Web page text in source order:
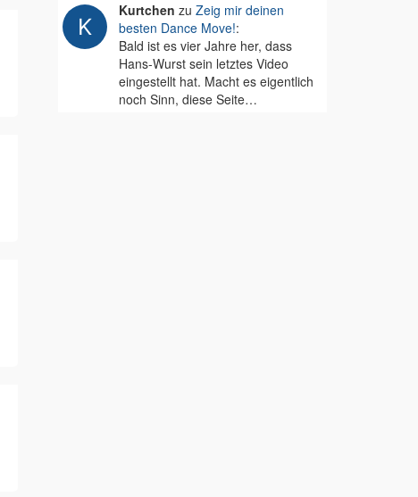
Kurtchen zu Zeig mir deinen
besten Dance Move!:
Bald ist es vier Jahre her, dass
Hans-Wurst sein letztes Video
eingestellt hat. Macht es eigentlich
noch Sinn, diese Seite…